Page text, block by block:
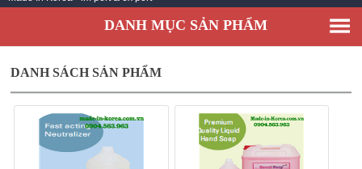
KHÁCH HÀNG
DANH MỤC SẢN PHẨM
DANH SÁCH SẢN PHẨM